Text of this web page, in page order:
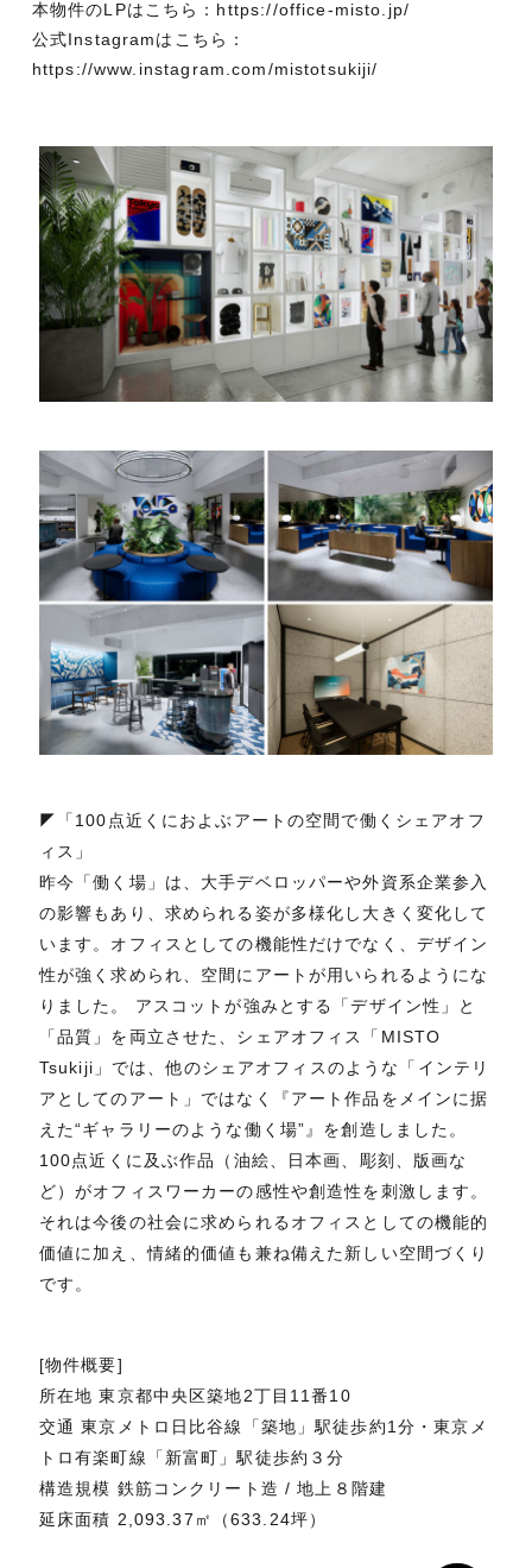
本物件のLPはこちら：https://office-misto.jp/
公式Instagramはこちら：
https://www.instagram.com/mistotsukiji/
◤「100点近くにおよぶアートの空間で働くシェアオフ
ィス」
昨今「働く場」は、大手デベロッパーや外資系企業参入
の影響もあり、求められる姿が多様化し大きく変化して
います。オフィスとしての機能性だけでなく、デザイン
性が強く求められ、空間にアートが用いられるようにな
りました。 アスコットが強みとする「デザイン性」と
「品質」を両立させた、シェアオフィス「MISTO
Tsukiji」では、他のシェアオフィスのような「インテリ
アとしてのアート」ではなく『アート作品をメインに据
えた“ギャラリーのような働く場”』を創造しました。
100点近くに及ぶ作品（油絵、日本画、彫刻、版画な
ど）がオフィスワーカーの感性や創造性を刺激します。
それは今後の社会に求められるオフィスとしての機能的
価値に加え、情緒的価値も兼ね備えた新しい空間づくり
です。
[物件概要]
所在地 東京都中央区築地2丁目11番10
交通 東京メトロ日比谷線「築地」駅徒歩約1分・東京メ
トロ有楽町線「新富町」駅徒歩約３分
構造規模 鉄筋コンクリート造 / 地上８階建
延床面積 2,093.37㎡（633.24坪）